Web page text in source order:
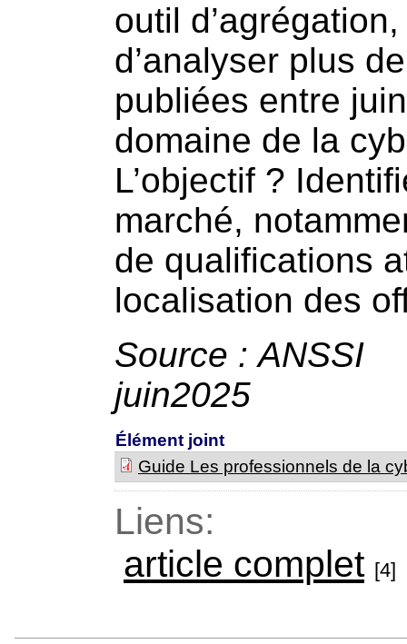
outil
d’analyser plus
publiées entre
domaine de la
L’objectif ?
marché,
de qualifications
localisation des
Source :
juin2025
Élément joint
Guide Les professionnels de la
Liens:
article complet [4]